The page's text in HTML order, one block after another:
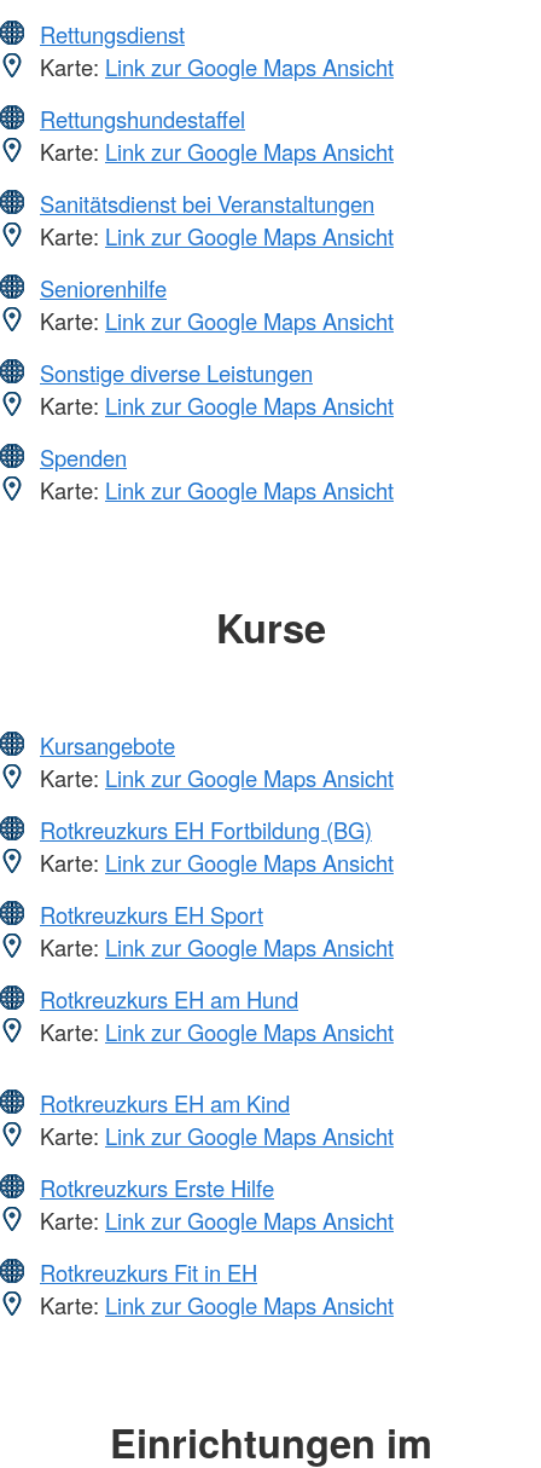
Rettungsdienst
Karte: Link zur Google Maps Ansicht
Rettungshundestaffel
Karte: Link zur Google Maps Ansicht
Sanitätsdienst bei Veranstaltungen
Karte: Link zur Google Maps Ansicht
Seniorenhilfe
Karte: Link zur Google Maps Ansicht
Sonstige diverse Leistungen
Karte: Link zur Google Maps Ansicht
Spenden
Karte: Link zur Google Maps Ansicht
Kurse
Kursangebote
Karte: Link zur Google Maps Ansicht
Rotkreuzkurs EH Fortbildung (BG)
Karte: Link zur Google Maps Ansicht
Rotkreuzkurs EH Sport
Karte: Link zur Google Maps Ansicht
Rotkreuzkurs EH am Hund
Karte: Link zur Google Maps Ansicht
Rotkreuzkurs EH am Kind
Karte: Link zur Google Maps Ansicht
Rotkreuzkurs Erste Hilfe
Karte: Link zur Google Maps Ansicht
Rotkreuzkurs Fit in EH
Karte: Link zur Google Maps Ansicht
Einrichtungen im